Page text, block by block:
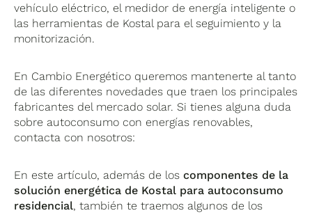
vehículo eléctrico, el medidor de energía inteligente o
las herramientas de Kostal para el seguimiento y la
monitorización.
En Cambio Energético queremos mantenerte al tanto
de las diferentes novedades que traen los principales
fabricantes del mercado solar. Si tienes alguna duda
sobre autoconsumo con energías renovables,
contacta con nosotros:
En este artículo, además de loscomponentes de la
solución energética de Kostal para autoconsumo
residencial, también te traemos algunos de los